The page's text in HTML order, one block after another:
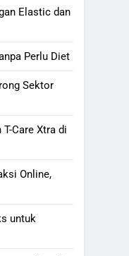
Elastic dan
Perlu Diet
Sektor
Care Xtra di
Online,
untuk